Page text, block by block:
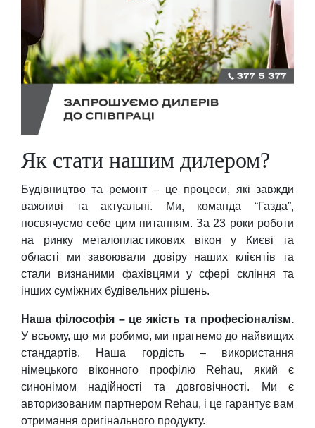
Як стати нашим дилером?
Будівництво та ремонт – це процеси, які завжди
важливі та актуальні. Ми, команда “Газда”,
посвячуємо себе цим питанням. За 23 роки роботи
на ринку металопластикових вікон у Києві та
області ми завоювали довіру наших клієнтів та
стали визнаними фахівцями у сфері скління та
інших суміжних будівельних рішень.
Наша філософія – це якість та професіоналізм.
У всьому, що ми робимо, ми прагнемо до найвищих
стандартів. Наша гордість – використання
німецького віконного профілю Rehau, який є
синонімом надійності та довговічності. Ми є
авторизованим партнером Rehau, і це гарантує вам
отримання оригінального продукту.